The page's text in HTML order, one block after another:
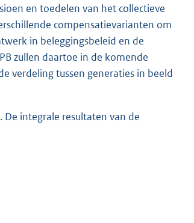
en toedelen van het collectieve
compensatievarianten om
in beleggingsbeleid en de
zullen daartoe in de komende
verdeling tussen generaties in beeld
integrale resultaten van de